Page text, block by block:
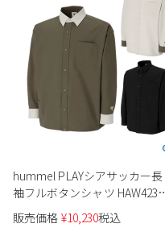
hummel PLAYシアサッカー長
袖フルボタンシャツ HAW4238
メンズ レディース ユニセック
ス
販売価格 ¥10,230税込